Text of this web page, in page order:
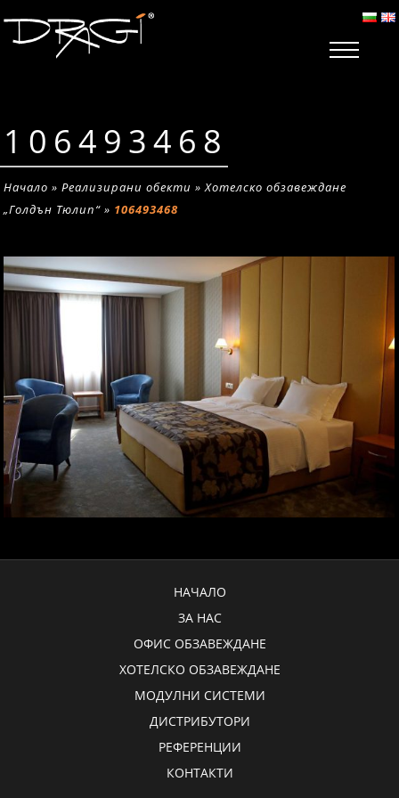
106493468
Начало »Реализирани обекти »Хотелско обзавеждане
„Голдън Тюлип“ » 106493468
НАЧАЛО
ЗА НАС
ОФИС ОБЗАВЕЖДАНЕ
ХОТЕЛСКО ОБЗАВЕЖДАНЕ
МОДУЛНИ СИСТЕМИ
ДИСТРИБУТОРИ
РЕФЕРЕНЦИИ
КОНТАКТИ